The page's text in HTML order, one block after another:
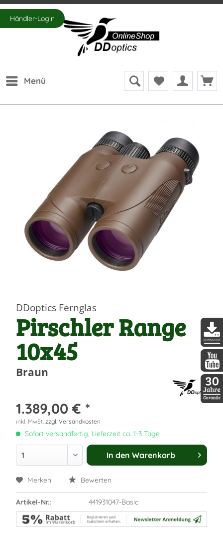
Händler-Login
Menü
DDoptics Fernglas
Pirschler Range
10x45
Braun
1.389,00 € *
inkl. MwSt. zzgl. Versandkosten
Sofort versandfertig, Lieferzeit ca. 1-3 Tage
In den Warenkorb
Merken Bewerten
Artikel-Nr.: 441931047-Basic